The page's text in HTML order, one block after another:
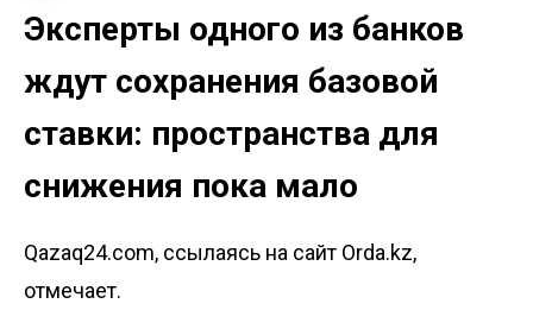
Эксперты одного из банков
ждут сохранения базовой
ставки: пространства для
снижения пока мало
Qazaq24.com, ссылаясь на сайт Orda.kz,
отмечает.